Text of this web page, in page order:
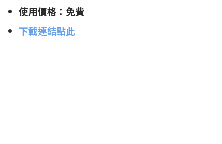
使用價格：免費
下載連結點此